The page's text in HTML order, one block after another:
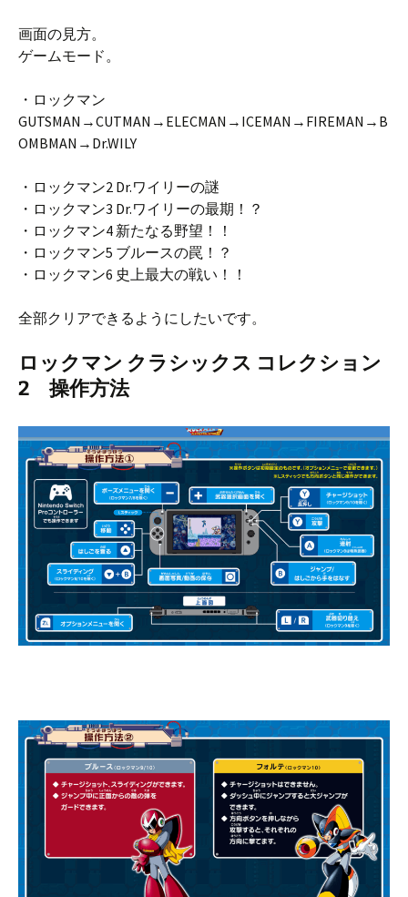
画面の見方。
ゲームモード。
・ロックマン
GUTSMAN→CUTMAN→ELECMAN→ICEMAN→FIREMAN→B
OMBMAN→Dr.WILY
・ロックマン2 Dr.ワイリーの謎
・ロックマン3 Dr.ワイリーの最期！？
・ロックマン4 新たなる野望！！
・ロックマン5 ブルースの罠！？
・ロックマン6 史上最大の戦い！！
全部クリアできるようにしたいです。
ロックマン クラシックス コレクション
2 操作方法